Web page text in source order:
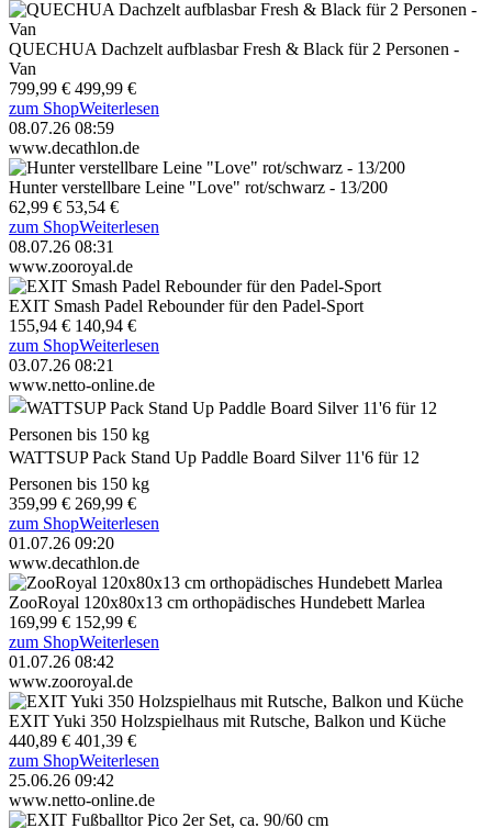
QUECHUA Dachzelt aufblasbar Fresh & Black für 2 Personen -
Van
799,99 € 499,99 €
zum ShopWeiterlesen
08.07.26 08:59
www.decathlon.de
Hunter verstellbare Leine "Love" rot/schwarz - 13/200
62,99 € 53,54 €
zum ShopWeiterlesen
08.07.26 08:31
www.zooroyal.de
EXIT Smash Padel Rebounder für den Padel-Sport
155,94 € 140,94 €
zum ShopWeiterlesen
03.07.26 08:21
www.netto-online.de
WATTSUP Pack Stand Up Paddle Board Silver 11'6 für 12
Personen bis 150 kg
359,99 € 269,99 €
zum ShopWeiterlesen
01.07.26 09:20
www.decathlon.de
ZooRoyal 120x80x13 cm orthopädisches Hundebett Marlea
169,99 € 152,99 €
zum ShopWeiterlesen
01.07.26 08:42
www.zooroyal.de
EXIT Yuki 350 Holzspielhaus mit Rutsche, Balkon und Küche
440,89 € 401,39 €
zum ShopWeiterlesen
25.06.26 09:42
www.netto-online.de